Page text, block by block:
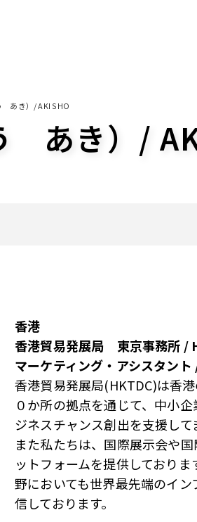
あき）/ AKI SHO
あき）/
香港
香港貿易発展局 東京事務所
マーケティング・アシスタン
香港貿易発展局(HKTDC)は香
０か所の拠点を通じて、中小
ジネスチャンス創出を支援して
また私たちは、国際展示会や
ットフォームを提供しており
野においても世界最先端のイ
信しております。